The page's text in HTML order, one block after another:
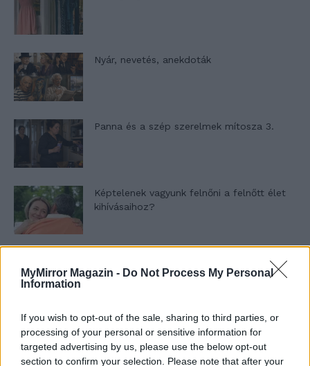
MyMirror Magazin - Do Not Process My Personal
Information
If you wish to opt-out of the sale, sharing to third parties, or
processing of your personal or sensitive information for
targeted advertising by us, please use the below opt-out
section to confirm your selection. Please note that after your
Nyár, nevetés, anekdoták
Panna és a szép szerelmek mítosza 3.
Képtelenek vagyunk felnőni a felnőtt élet
kihívásaihoz?
Altatógázos rablások Olaszországban
A kislány, akit nem védett meg senki –
Lyhanna története